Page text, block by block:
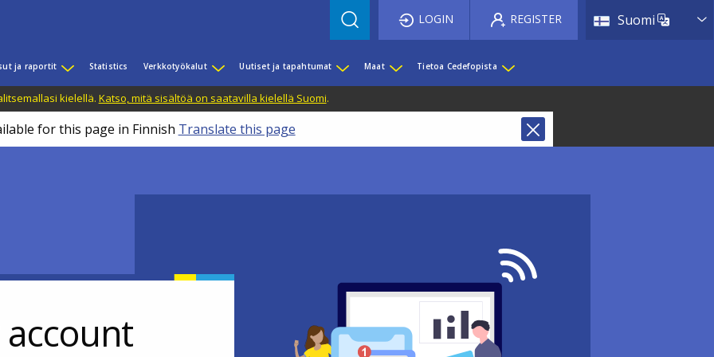
Suomi List
LOGIN REGISTER
ja raportit Statistics Verkkotyökalut Uutiset ja tapahtumat Maat Tietoa Cedefopista
kielellä. Katso, mitä sisältöä on saatavilla kielellä Suomi.
for this page in Finnish Translate this page